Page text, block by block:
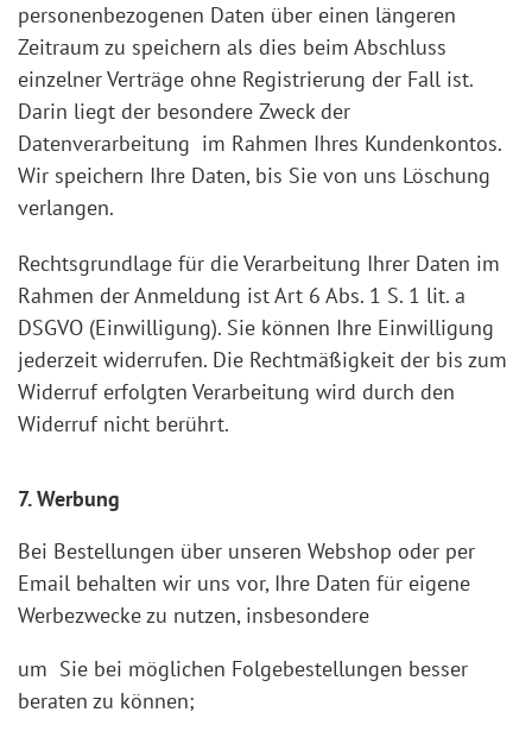
personenbezogenen Daten über einen längeren
Zeitraum zu speichern als dies beim Abschluss
einzelner Verträge ohne Registrierung der Fall ist.
Darin liegt der besondere Zweck der
Datenverarbeitung im Rahmen Ihres Kundenkontos.
Wir speichern Ihre Daten, bis Sie von uns Löschung
verlangen.
Rechtsgrundlage für die Verarbeitung Ihrer Daten im
Rahmen der Anmeldung ist Art 6 Abs. 1 S. 1 lit. a
DSGVO (Einwilligung). Sie können Ihre Einwilligung
jederzeit widerrufen. Die Rechtmäßigkeit der bis zum
Widerruf erfolgten Verarbeitung wird durch den
Widerruf nicht berührt.
7. Werbung
Bei Bestellungen über unseren Webshop oder per
Email behalten wir uns vor, Ihre Daten für eigene
Werbezwecke zu nutzen, insbesondere
um Sie bei möglichen Folgebestellungen besser
beraten zu können;